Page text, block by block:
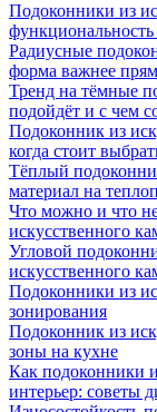
Подоконники из
Радиусные
форма важнее
Тренд на тёмные
подойдёт и с чем
Подоконник из
когда стоит
Тёплый
материал на
Что можно и что
искусственного
Угловой
искусственного
Подоконники из
зонирования
Подоконник из
зоны на кухне
Как подоконники
интерьер: советы